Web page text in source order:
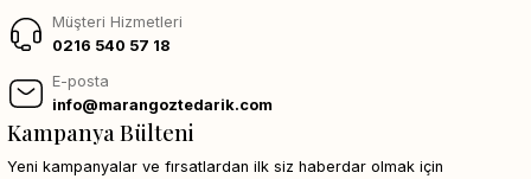
Müşteri Hizmetleri
0216 540 57 18
E-posta
info@marangoztedarik.com
Kampanya Bülteni
Yeni kampanyalar ve fırsatlardan ilk siz haberdar olmak için